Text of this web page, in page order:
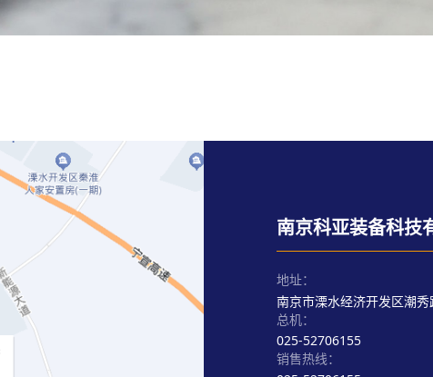
南京科亚装备科技
地址：
南京市溧水经济开发区潮秀
总机：
025-52706155
销售热线：